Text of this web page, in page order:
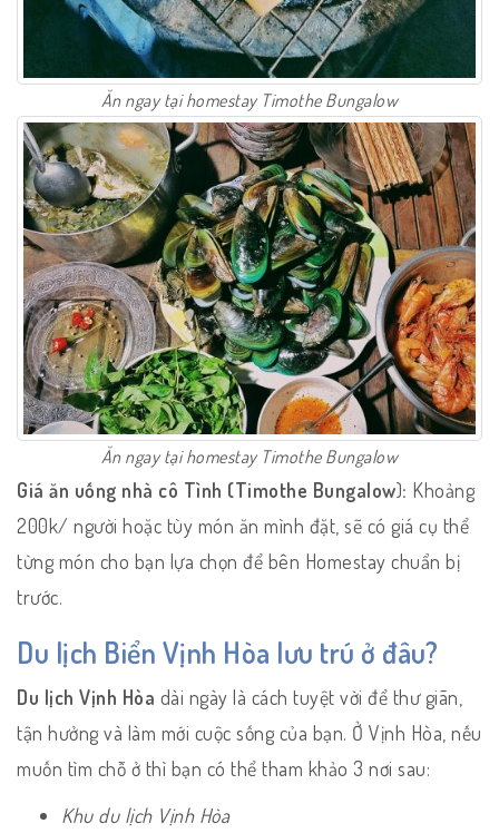
Ăn ngay tại homestay Timothe Bungalow
Ăn ngay tại homestay Timothe Bungalow
Giá ăn uống nhà cô Tình (Timothe Bungalow): Khoảng
200k/ người hoặc tùy món ăn mình đặt, sẽ có giá cụ thể
từng món cho bạn lựa chọn để bên Homestay chuẩn bị
trước.
Du lịch Biển Vịnh Hòa lưu trú ở đâu?
Du lịch Vịnh Hòa dài ngày là cách tuyệt vời để thư giãn,
tận hưởng và làm mới cuộc sống của bạn. Ở Vịnh Hòa, nếu
muốn tìm chỗ ở thì bạn có thể tham khảo 3 nơi sau:
Khu du lịch Vịnh Hòa